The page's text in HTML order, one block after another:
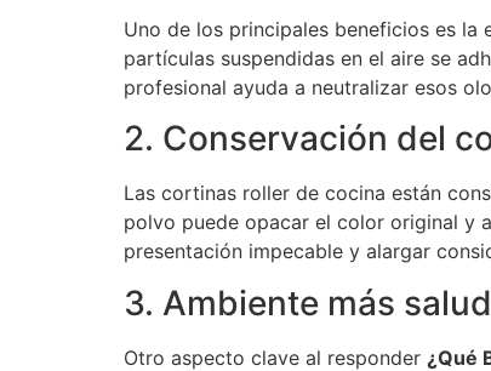
Uno de los principales beneficios es la
partículas suspendidas en el aire se
profesional ayuda a neutralizar esos
2. Conservación del
Las cortinas roller de cocina están
polvo puede opacar el color original y
presentación impecable y alargar
3. Ambiente más
Otro aspecto clave al responder ¿Qué